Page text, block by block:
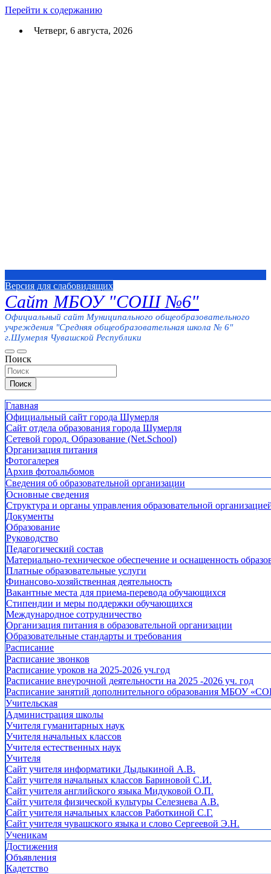
Перейти к содержанию
Четверг, 6 августа, 2026
Версия для слабовидящих
Сайт МБОУ "СОШ №6"
Официальный сайт Муниципального общеобразовательного
учреждения "Средняя общеобразовательная школа № 6"
г.Шумерля Чувашской Республики
Поиск
Поиск
Главная
Официальный сайт города Шумерля
Сайт отдела образования города Шумерля
Сетевой город. Образование (Net.School)
Организация питания
Фотогалерея
Архив фотоальбомов
Сведения об образовательной организации
Основные сведения
Структура и органы управления образовательной
Документы
Образование
Руководство
Педагогический состав
Материально-техническое обеспечение и оснащенность
Платные образовательные услуги
Финансово-хозяйственная деятельность
Вакантные места для приема-перевода обучающихся
Стипендии и меры поддержки обучающихся
Международное сотрудничество
Организация питания в образовательной организации
Образовательные стандарты и требования
Расписание
Расписание звонков
Расписание уроков на 2025-2026 уч.год
Расписание внеурочной деятельности на 2025 -2026 уч. год
Расписание занятий дополнительного образования МБОУ
Учительская
Администрация школы
Учителя гуманитарных наук
Учителя начальных классов
Учителя естественных наук
Учителя
Cайт учителя информатики Дыдыкиной А.В.
Сайт учителя начальных классов Бариновой С.И.
Сайт учителя английского языка Мидуковой О.П.
Сайт учителя физической культуры Селезнева А.В.
Сайт учителя начальных классов Работкиной С.Г.
Сайт учителя чувашского языка и слово Сергеевой Э.Н.
Ученикам
Достижения
Объявления
Кадетство